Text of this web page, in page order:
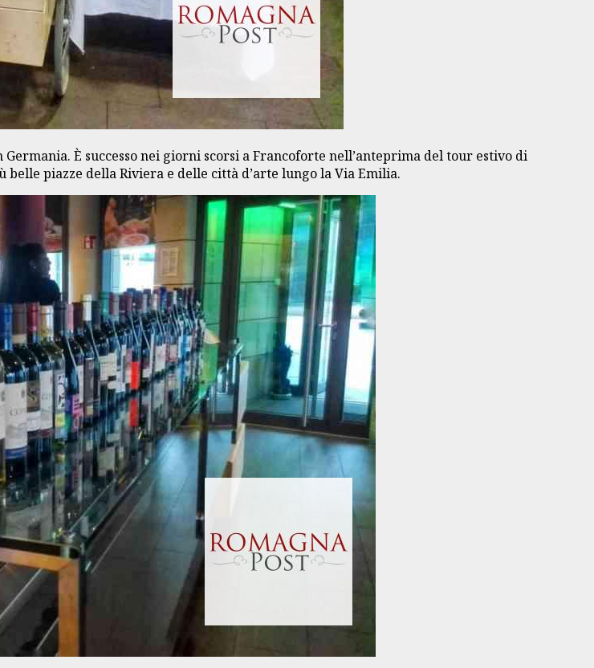
È successo nei giorni scorsi a Francoforte nell’anteprima del tour estivo di
belle piazze della Riviera e delle città d’arte lungo la Via Emilia.